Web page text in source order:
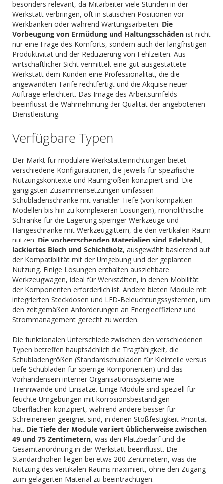
besonders relevant, da Mitarbeiter viele Stunden in der
Werkstatt verbringen, oft in statischen Positionen vor
Werkbänken oder während Wartungsarbeiten. Die
Vorbeugung von Ermüdung und Haltungsschäden ist nicht
nur eine Frage des Komforts, sondern auch der langfristigen
Produktivität und der Reduzierung von Fehlzeiten. Aus
wirtschaftlicher Sicht vermittelt eine gut ausgestattete
Werkstatt dem Kunden eine Professionalität, die die
angewandten Tarife rechtfertigt und die Akquise neuer
Aufträge erleichtert. Das Image des Arbeitsumfelds
beeinflusst die Wahrnehmung der Qualität der angebotenen
Dienstleistung.
Verfügbare Typen
Der Markt für modulare Werkstatteinrichtungen bietet
verschiedene Konfigurationen, die jeweils für spezifische
Nutzungskontexte und Raumgrößen konzipiert sind. Die
gängigsten Zusammensetzungen umfassen
Schubladenschränke mit variabler Tiefe (von kompakten
Modellen bis hin zu komplexeren Lösungen), monolithische
Schränke für die Lagerung sperriger Werkzeuge und
Hängeschränke mit Werkzeuggittern, die den vertikalen Raum
nutzen. Die vorherrschenden Materialien sind Edelstahl,
lackiertes Blech und Schichtholz, ausgewählt basierend auf
der Kompatibilität mit der Umgebung und der geplanten
Nutzung. Einige Lösungen enthalten ausziehbare
Werkzeugwagen, ideal für Werkstätten, in denen Mobilität
der Komponenten erforderlich ist. Andere bieten Module mit
integrierten Steckdosen und LED-Beleuchtungssystemen, um
den zeitgemäßen Anforderungen an Energieeffizienz und
Strommanagement gerecht zu werden.
Die funktionalen Unterschiede zwischen den verschiedenen
Typen betreffen hauptsächlich die Tragfähigkeit, die
Schubladengrößen (Standardschubladen für Kleinteile versus
tiefe Schubladen für sperrige Komponenten) und das
Vorhandensein interner Organisationssysteme wie
Trennwände und Einsätze. Einige Module sind speziell für
feuchte Umgebungen mit korrosionsbeständigen
Oberflächen konzipiert, während andere besser für
Schreinereien geeignet sind, in denen Stoßfestigkeit Priorität
hat. Die Tiefe der Module variiert üblicherweise zwischen
49 und 75 Zentimetern, was den Platzbedarf und die
Gesamtanordnung in der Werkstatt beeinflusst. Die
Standardhöhen liegen bei etwa 200 Zentimetern, was die
Nutzung des vertikalen Raums maximiert, ohne den Zugang
zum gelagerten Material zu beeinträchtigen.